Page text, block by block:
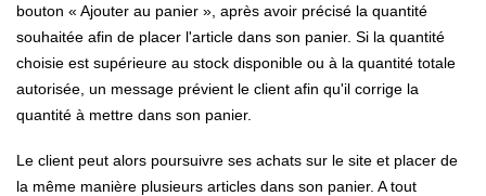
bouton « Ajouter au panier », après avoir précisé la quantité
souhaitée afin de placer l'article dans son panier. Si la quantité
choisie est supérieure au stock disponible ou à la quantité totale
autorisée, un message prévient le client afin qu'il corrige la
quantité à mettre dans son panier.
Le client peut alors poursuivre ses achats sur le site et placer de
la même manière plusieurs articles dans son panier. A tout